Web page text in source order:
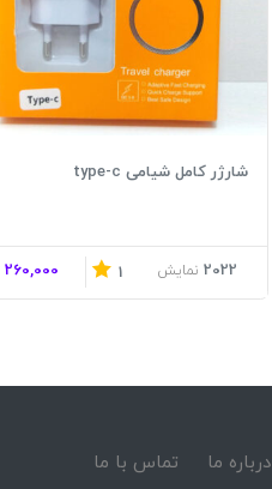
شارژر کامل شیامی type-c
2022 نمایش 1
260,000
درباره ما تماس با ما